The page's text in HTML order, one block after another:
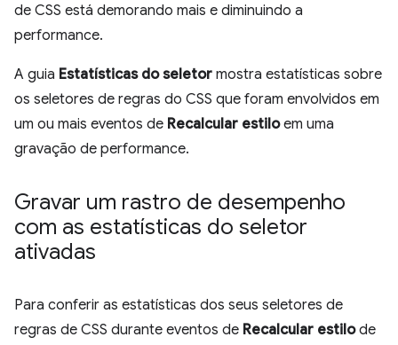
de CSS está demorando mais e diminuindo a
performance.
A guia Estatísticas do seletor mostra estatísticas sobre
os seletores de regras do CSS que foram envolvidos em
um ou mais eventos de Recalcular estiloem uma
gravação de performance.
Gravar um rastro de desempenho
com as estatísticas do seletor
ativadas
Para conferir as estatísticas dos seus seletores de
regras de CSS durante eventos de Recalcular estilode